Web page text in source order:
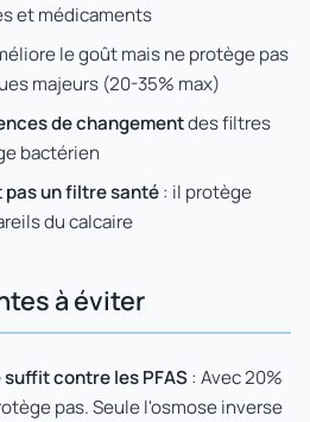
et médicaments
le goût mais ne protège pas
majeurs (20-35% max)
de changementdes filtres
bactérien
pas un filtre santé: il protège
du calcaire
à éviter
contre les PFAS: Avec 20%
pas. Seule l'osmose inverse